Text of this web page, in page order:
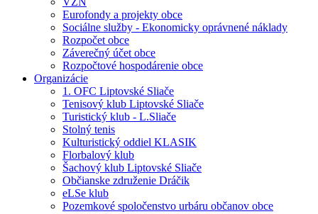
Eurofondy a projekty obce
Sociálne služby - Ekonomicky oprávnené náklady
Rozpočet obce
Záverečný účet obce
Rozpočtové hospodárenie obce
Organizácie
1. OFC Liptovské Sliače
Tenisový klub Liptovské Sliače
Turistický klub - L.Sliače
Stolný tenis
Kulturistický oddiel KLASIK
Florbalový klub
Šachový klub Liptovské Sliače
Občianske združenie Dráčik
eLSe klub
Pozemkové spoločenstvo urbáru občanov obce